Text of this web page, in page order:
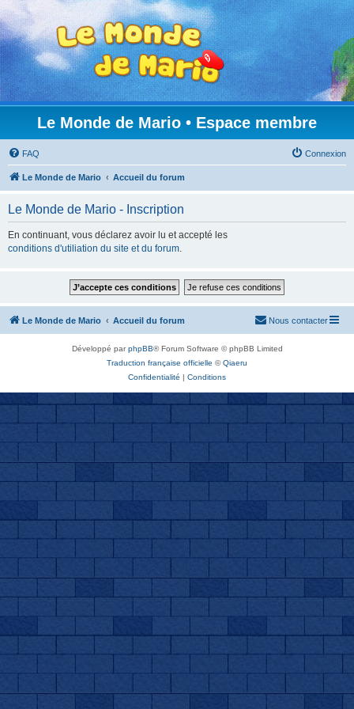
Le Monde de Mario • Espace membre
FAQ Connexion
Le Monde de Mario Accueil du forum
Le Monde de Mario - Inscription
En continuant, vous déclarez avoir lu et accepté les
conditions d'utiliation du site et du forum.
Le Monde de Mario Accueil du forum Nous contacter
Développé parphpBB® Forum Software © phpBB Limited
Traduction française officielle ©Qiaeru
Confidentialité | Conditions